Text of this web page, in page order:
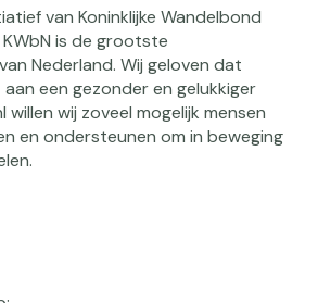
van Koninklijke Wandelbond
is de grootste
Nederland. Wij geloven dat
een gezonder en gelukkiger
willen wij zoveel mogelijk mensen
en ondersteunen om in beweging